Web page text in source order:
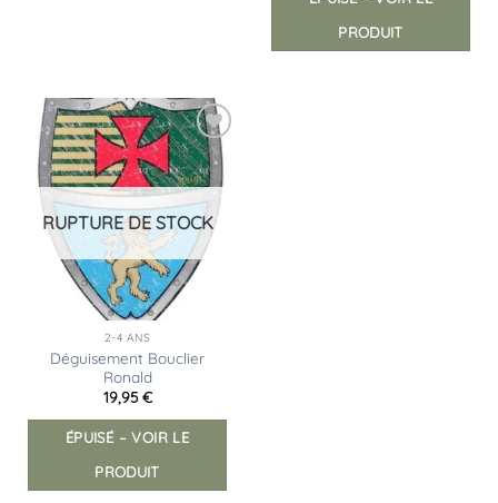
variations.
Les
options
peuvent
être
choisies
sur
la
page
du
PRODUIT
Ajouter
à la
liste
d’envies
RUPTURE DE STOCK
2-4 ANS
Déguisement Bouclier
Ronald
19,95€
ÉPUISÉ – VOIR LE
PRODUIT